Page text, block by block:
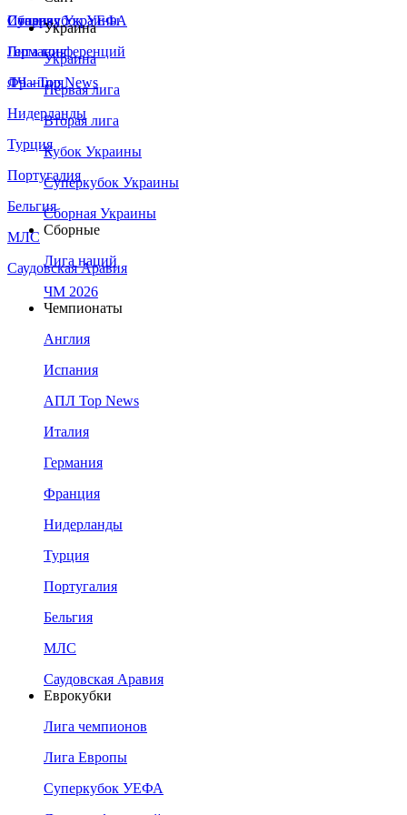
Сборная Украины
Италия
Германия
Франция
Нидерланды
Турция
Португалия
Бельгия
МЛС
Саудовская Аравия
Суперкубок УЕФА
Лига конференций
ЛЧ - Top News
Украина
Украина
Первая лига
Вторая лига
Кубок Украины
Суперкубок Украины
Сборная Украины
Сборные
Лига наций
ЧМ 2026
Чемпионаты
Англия
Испания
АПЛ Top News
Италия
Германия
Франция
Нидерланды
Турция
Португалия
Бельгия
МЛС
Саудовская Аравия
Еврокубки
Лига чемпионов
Лига Европы
Суперкубок УЕФА